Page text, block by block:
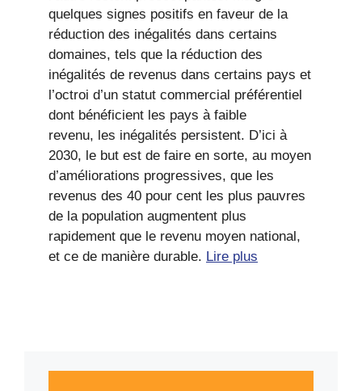
quelques signes positifs en faveur de la
réduction des inégalités dans certains
domaines, tels que la réduction des
inégalités de revenus dans certains pays et
l’octroi d’un statut commercial préférentiel
dont bénéficient les pays à faible
revenu, les inégalités persistent. D’ici à
2030, le but est de faire en sorte, au moyen
d’améliorations progressives, que les
revenus des 40 pour cent les plus pauvres
de la population augmentent plus
rapidement que le revenu moyen national,
et ce de manière durable. Lire plus